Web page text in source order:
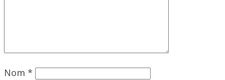
Nom *